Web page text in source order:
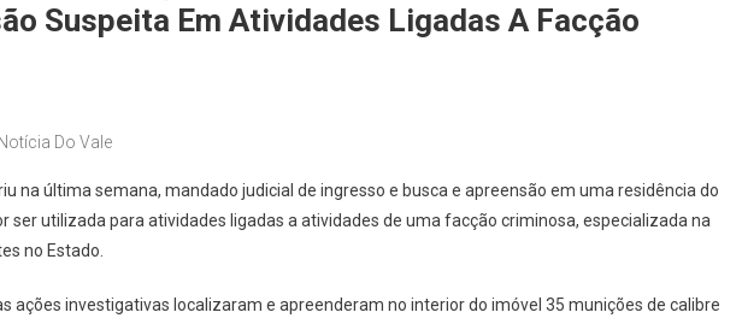
Suspeita Em Atividades Ligadas A Facção
Do Vale
na última semana, mandado judicial de ingresso e busca e apreensão em uma residência do
ser utilizada para atividades ligadas a atividades de uma facção criminosa, especializada na
no Estado.
ações investigativas localizaram e apreenderam no interior do imóvel 35 munições de calibre